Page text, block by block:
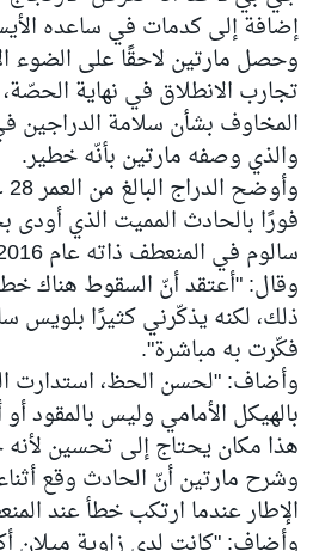
إضافة إلى كدمات في ساعده
وحصل مارتين لاحقًا على الضوء
تجارب الانطلاق في نهاية
المخاوف بشأن سلامة الدراجين
والذي وصفه مارتين بأنّه خطير.
سالوم في المنعطف ذاته عام 2016.
وقال: "أعتقد أنّ السقوط هناك
ذلك، لكنه يذكّرني كثيرًا بلويس
فكّرت به مباشرة".
وأضاف: "لحسن الحظ، استدارت
بالهيكل الأمامي وليس بالمقود
هذا مكان يحتاج إلى تحسين لأنه
وشرح مارتين أنّ الحادث وقع
الإطار عندما ارتكب خطأ عند